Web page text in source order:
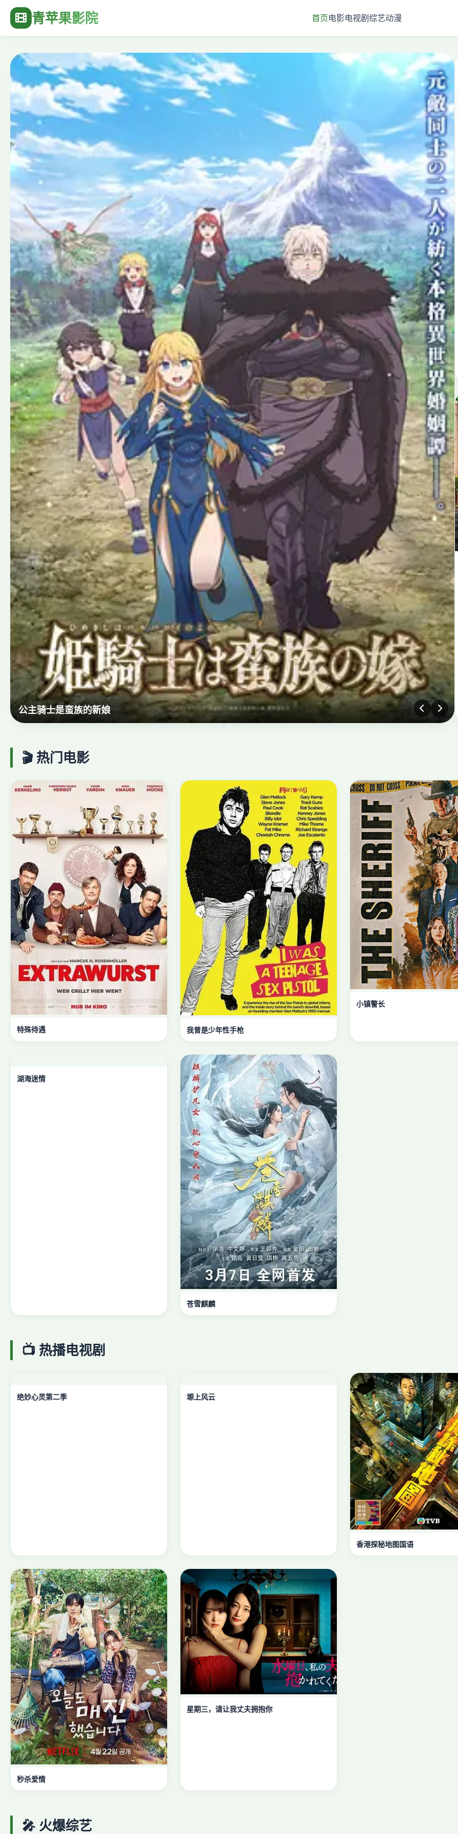
青苹果影院 首页电影电视剧综艺动漫
小镇警长
🎬 热门电影
特殊待遇 我曾是少年性手枪
小镇警长
湖海迷情
苍雪麒麟
📺 热播电视剧
绝妙心灵第二季 塬上风云
香港探秘地图国语
秒杀爱情
星期三，请让我丈夫拥抱你
🎤 火爆综艺